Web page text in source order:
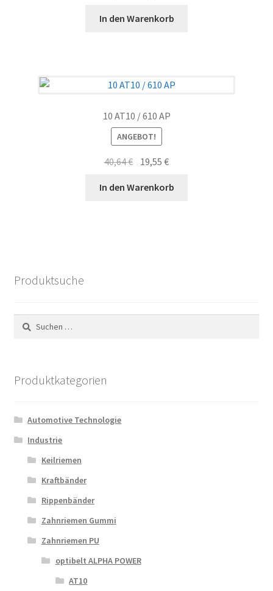
war:
ist:
In den Warenkorb
10 AT10 / 610 AP
ANGEBOT!
40,64€ Ursprünglicher
war:
19,55€Aktueller
ist:
In den Warenkorb
Produktsuche
Suchen
nach:
Produktkategorien
Automotive Technologie
Industrie
Keilriemen
Kraftbänder
Rippenbänder
Zahnriemen Gummi
Zahnriemen PU
optibelt ALPHA POWER
AT10